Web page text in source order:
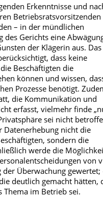
Erkenntnisse und
– in der mündlichen
des Gerichts eine
der Klägerin aus. Das
dass keine
Beschäftigten die
können und wissen,
Prozesse benötigt.
die Kommunikation und
erfasst, vielmehr finde
sei nicht
Datenerhebung nicht die
sondern die
werde die
von
Überwachung gewertet;
deutlich gemacht hätten,
Thema im Betrieb sei.